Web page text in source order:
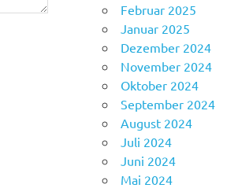
Februar 2025
Januar 2025
Dezember 2024
November 2024
Oktober 2024
September 2024
August 2024
Juli 2024
Juni 2024
Mai 2024